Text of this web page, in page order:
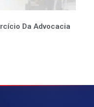
Da Advocacia